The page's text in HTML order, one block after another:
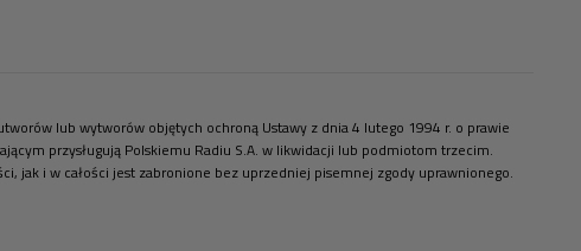
lub wytworów objętych ochroną Ustawy z dnia 4 lutego 1994 r. o prawie
przysługują Polskiemu Radiu S.A. w likwidacji lub podmiotom trzecim.
jak i w całości jest zabronione bez uprzedniej pisemnej zgody uprawnionego.